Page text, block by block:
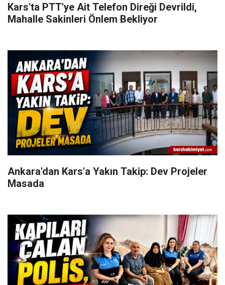
Kars'ta PTT'ye Ait Telefon Direği Devrildi,
Mahalle Sakinleri Önlem Bekliyor
Ankara'dan Kars'a Yakın Takip: Dev Projeler
Masada